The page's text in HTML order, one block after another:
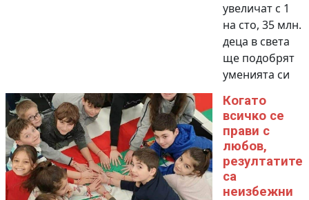
увеличат с 1
на сто, 35 млн.
деца в света
ще подобрят
уменията си
Когато
всичко се
прави с
любов,
резултатите
са
неизбежни